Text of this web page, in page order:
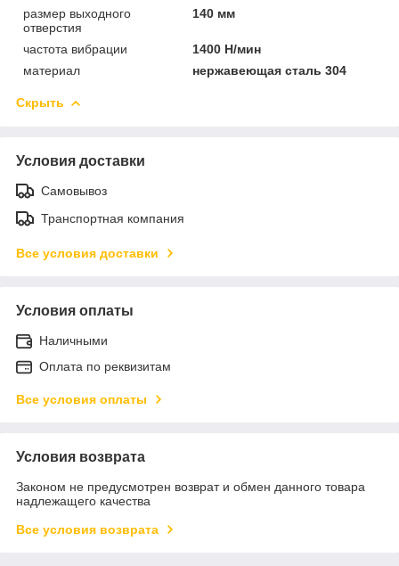
размер выходного
отверстия
140 мм
частота вибрации
1400 Н/мин
материал
нержавеющая сталь 304
Скрыть
Условия доставки
Самовывоз
Транспортная компания
Все условия доставки
Условия оплаты
Наличными
Оплата по реквизитам
Все условия оплаты
Условия возврата
Законом не предусмотрен возврат и обмен данного товара
надлежащего качества
Все условия возврата